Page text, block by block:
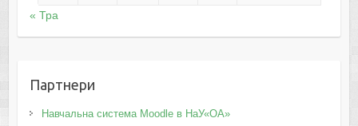
« Тра
Партнери
Навчальна система Moodle в НаУ«ОА»